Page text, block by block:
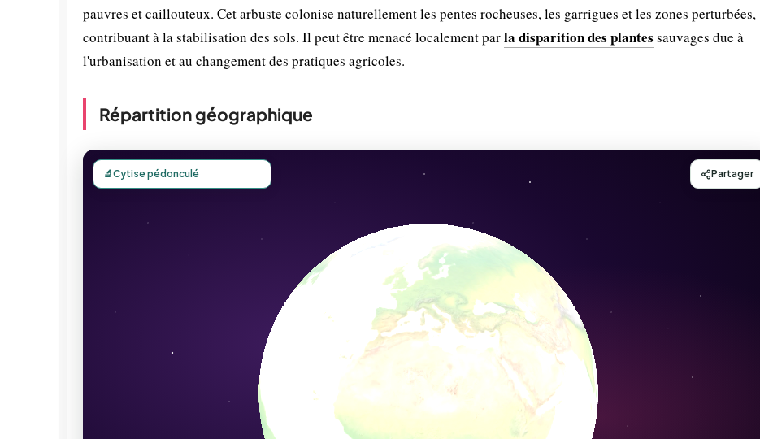
pauvres et caillouteux. Cet arbuste colonise naturellement les pentes rocheuses, les garrigues et les zones perturbées,
contribuant à la stabilisation des sols. Il peut être menacé localement parla disparition des plantes sauvages due à
l'urbanisation et au changement des pratiques agricoles.
Répartition géographique